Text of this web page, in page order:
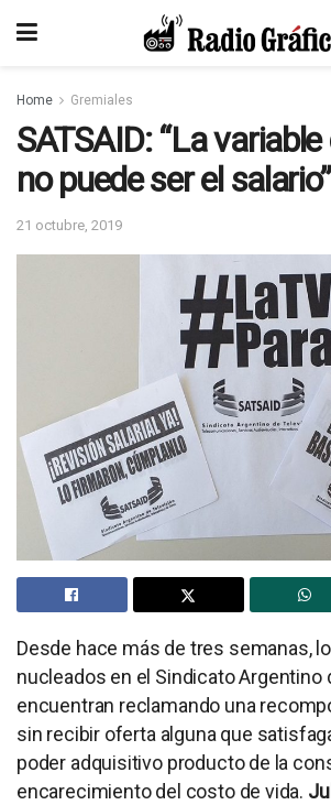
Home Gremiales
SATSAID: “La
no puede ser el salario”
21 octubre, 2019
Desde hace más de tres semanas,
nucleados en el Sindicato Argentino
encuentran reclamando una
sin recibir oferta alguna que
poder adquisitivo producto de la
encarecimiento del costo de vida.